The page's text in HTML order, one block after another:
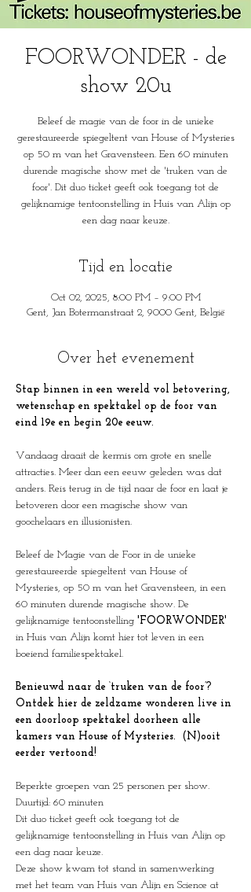
FOORWONDER - de
show 20u
Beleef de magie van de foor in de unieke
gerestaureerde spiegeltent van House of Mysteries
op 50 m van het Gravensteen. Een 60 minuten
durende magische show met de 'truken van de
foor'. Dit duo ticket geeft ook toegang tot de
gelijknamige tentoonstelling in Huis van Alijn op
een dag naar keuze.
Tijd en locatie
Oct 02, 2025, 8:00 PM – 9:00 PM
Gent, Jan Botermanstraat 2, 9000 Gent, België
Over het evenement
Stap binnen in een wereld vol betovering,
wetenschap en spektakel op de foor van
eind 19e en begin 20e eeuw.
Vandaag draait de kermis om grote en snelle
attracties. Meer dan een eeuw geleden was dat
anders. Reis terug in de tijd naar de foor en laat je
betoveren door een magische show van
goochelaars en illusionisten.
Beleef de Magie van de Foor in de unieke
gerestaureerde spiegeltent van House of
Mysteries, op 50 m van het Gravensteen, in een
60 minuten durende magische show. De
gelijknamige tentoonstelling 'FOORWONDER'
in Huis van Alijn komt hier tot leven in een
boeiend familiespektakel.
Benieuwd naar de ‘truken van de foor’?
Ontdek hier de zeldzame wonderen live in
een doorloop spektakel doorheen alle
kamers van House of Mysteries.  (N)ooit
eerder vertoond!
Beperkte groepen van 25 personen per show.
Duurtijd: 60 minuten
Dit duo ticket geeft ook toegang tot de
gelijknamige tentoonstelling in Huis van Alijn op
een dag naar keuze.
Deze show kwam tot stand in samenwerking
met het team van Huis van Alijn en Science at